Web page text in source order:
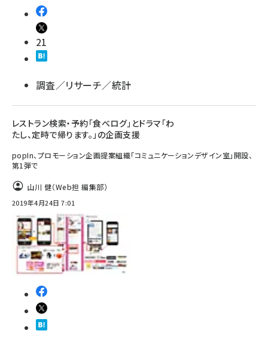
21
調査／リサーチ／統計
レストラン検索・予約「食べログ」とドラマ「わ
たし、定時で帰ります。」の企画支援
popIn、プロモーション企画提案組織「コミュニケーションデザイン室」開設、
第1弾で
山川 健（Web担 編集部）
2019年4月24日 7:01